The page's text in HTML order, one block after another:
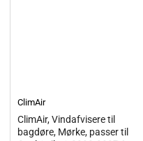
ClimAir
ClimAir, Vindafvisere til
bagdøre, Mørke, passer til